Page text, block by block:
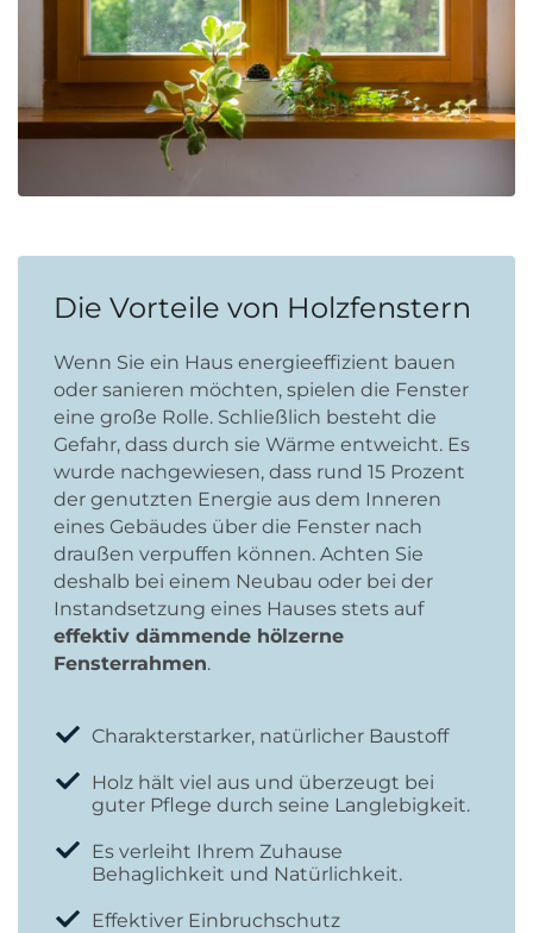
Die Vorteile von Holzfenstern
Wenn Sie ein Haus energieeffizient bauen
oder sanieren möchten, spielen die Fenster
eine große Rolle. Schließlich besteht die
Gefahr, dass durch sie Wärme entweicht. Es
wurde nachgewiesen, dass rund 15 Prozent
der genutzten Energie aus dem Inneren
eines Gebäudes über die Fenster nach
draußen verpuffen können. Achten Sie
deshalb bei einem Neubau oder bei der
Instandsetzung eines Hauses stets auf
effektiv dämmende hölzerne
Fensterrahmen.
Charakterstarker, natürlicher Baustoff
Holz hält viel aus und überzeugt bei
guter Pflege durch seine Langlebigkeit.
Es verleiht Ihrem Zuhause
Behaglichkeit und Natürlichkeit.
Effektiver Einbruchschutz